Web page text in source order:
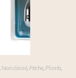
Non classé Pêche Plomb